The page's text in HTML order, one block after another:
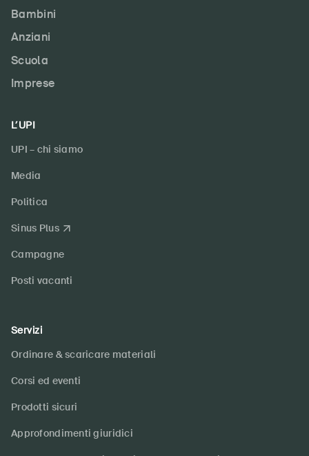
Bambini
Anziani
Scuola
Imprese
L’UPI
UPI – chi siamo
Media
Politica
Sinus Plus
Campagne
Posti vacanti
Servizi
Ordinare & scaricare materiali
Corsi ed eventi
Prodotti sicuri
Approfondimenti giuridici